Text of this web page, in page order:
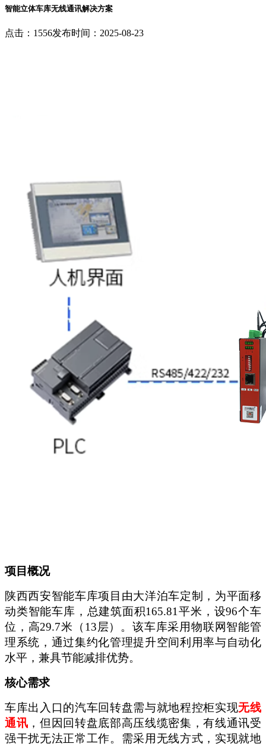
智能立体车库无线通讯解决方案
点击：1556发布时间：2025-08-23
项目概况
陕西西安智能车库项目由大洋泊车定制，为平面移
动类智能车库，总建筑面积165.81平米，设96个车
位，高29.7米（13层）。该车库采用物联网智能管
理系统，通过集约化管理提升空间利用率与自动化
水平，兼具节能减排优势。
核心需求
车库出入口的汽车回转盘需与就地程控柜实现无线
通讯 ，但因回转盘底部高压线缆密集，有线通讯受
强干扰无法正常工作。需采用无线方式，实现就地